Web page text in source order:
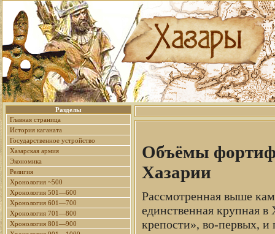
Разделы
Главная страница
История каганата
Государственное устройство
Хазарская армия
Экономика
Религия
Хронология ~500
Хронология 501—600
Хронология 601—700
Хронология 701—800
Хронология 801—900
Объёмы
Хазарии
Рассмотренная выше
единственная крупная в
крепости», во-первых, и